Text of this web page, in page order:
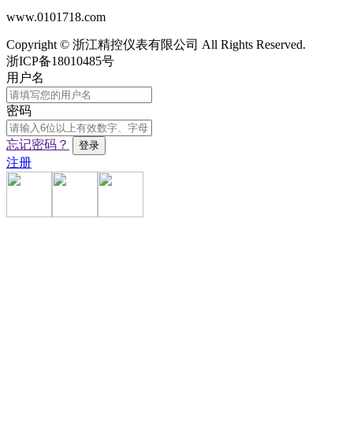
www.0101718.com
Copyright © 浙江精控仪表有限公司 All Rights Reserved.
浙ICP备18010485号
用户名
密码
忘记密码？
注册